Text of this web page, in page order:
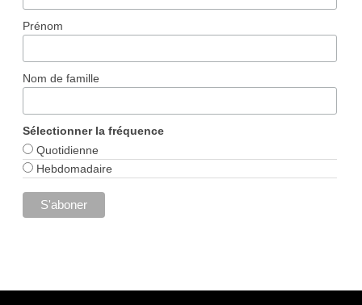
Prénom
Nom de famille
Sélectionner la fréquence
Quotidienne
Hebdomadaire